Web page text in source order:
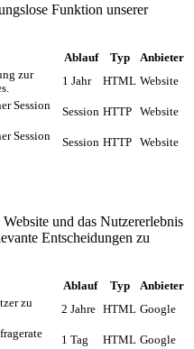
Funktion unserer
Ablauf Typ
Anbieter
zur
1 Jahr HTML Website
Session
Session HTTP Website
Session
Session HTTP Website
und das Nutzererlebnis
Entscheidungen zu
Ablauf Typ
Anbieter
zu
2 Jahre HTML Google
1 Tag HTML Google